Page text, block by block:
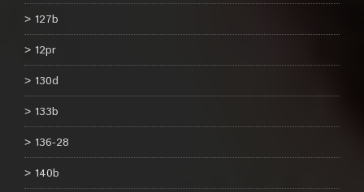
127b
12pr
130d
133b
136-28
140b